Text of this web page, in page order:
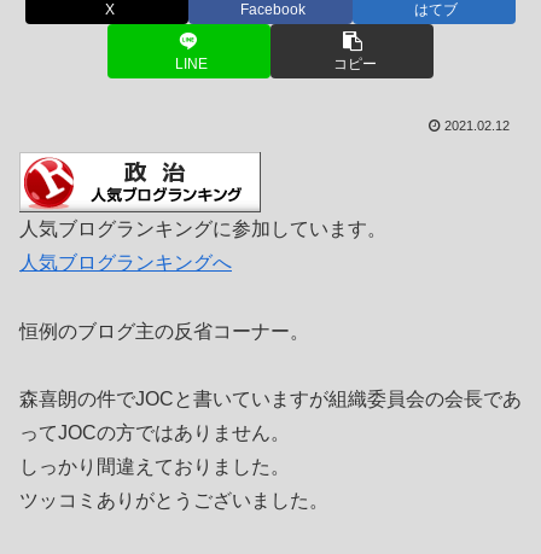
X Facebook はてブ
LINE コピー
2021.02.12
人気ブログランキングに参加しています。
人気ブログランキングへ
恒例のブログ主の反省コーナー。
森喜朗の件でJOCと書いていますが組織委員会の会長であ
ってJOCの方ではありません。
しっかり間違えておりました。
ツッコミありがとうございました。